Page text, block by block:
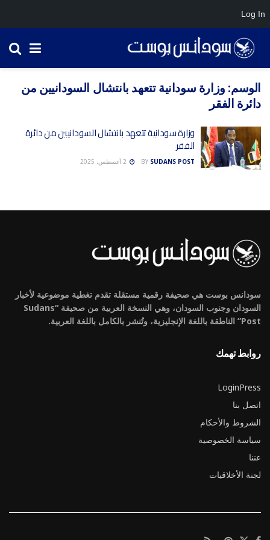
الوسم: وزارة سودانية تتعهد بانتشال السودانيين من
دائرة الفقر
وزارة سودانية تتعهد بانتشال السودانيين من دائرة
الفقر
BY SUDANS POST
سودانس بوست هي صحيفة رقمية مستقلة تقدم تغطية موضوعية لأخبار
السودان وجنوب السودان، وهي النسخة العربية من صحيفة “Sudans
Post” الناطقة باللغة الإنجليزية، وتُنشر بالكامل باللغة العربية.
روابط تهمك
LoginPress
اتصل بنا
الشروط والأحكام
سياسة الخصوصية
عننا
لجنة الأخلاقيات
Log In